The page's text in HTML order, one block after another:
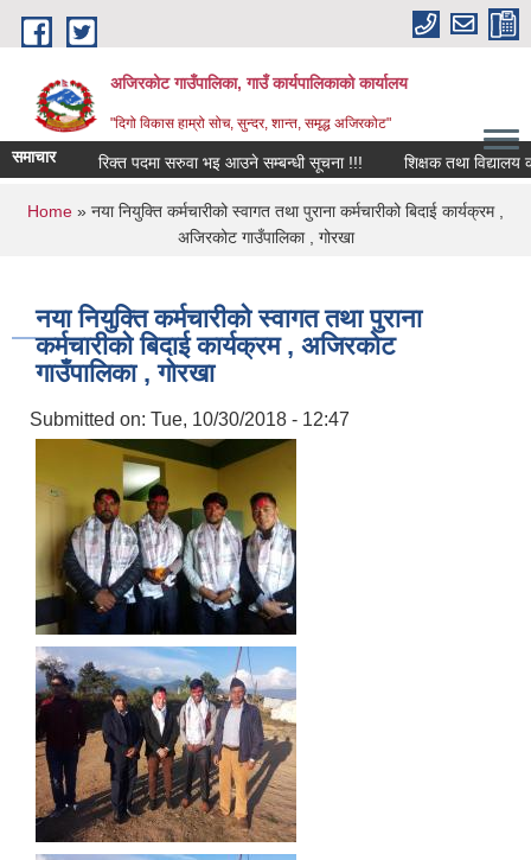
Skip to main content
अजिरकोट गाउँपालिका, गाउँ कार्यपालिकाको कार्यालय
"दिगो विकास हाम्रो सोच, सुन्दर, शान्त, समृद्ध अजिरकोट"
समाचार रिक्त पदमा सरुवा भइ आउने सम्बन्धी सूचना !!! शिक्षक तथा विद्यालय
You are here
Home » नया नियुक्ति कर्मचारीको स्वागत तथा पुराना कर्मचारीको बिदाई कार्यक्रम ,
अजिरकोट गाउँपालिका , गोरखा
नया नियुक्ति कर्मचारीको स्वागत तथा पुराना
कर्मचारीको बिदाई कार्यक्रम , अजिरकोट
गाउँपालिका , गोरखा
Submitted on: Tue, 10/30/2018 - 12:47